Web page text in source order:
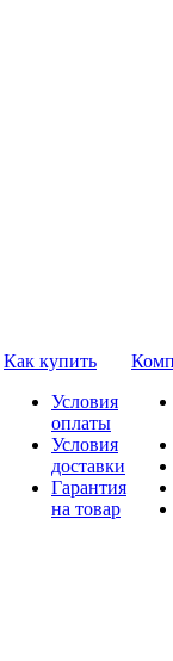
Как купить
Условия
оплаты
Условия
доставки
Гарантия
на товар